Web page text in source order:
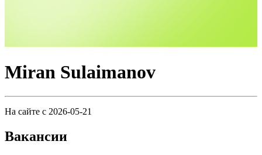
Miran Sulaimanov
На сайте с 2026-05-21
Вакансии